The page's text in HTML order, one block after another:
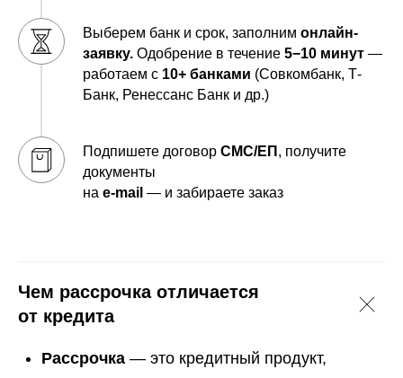
Выберем банк и срок, заполним онлайн-
заявку. Одобрение в течение 5−10 минут —
работаем с 10+ банками (Совкомбанк, Т-
Банк, Ренессанс Банк и др.)
Подпишете договор СМС/ЕП , получите
документы
на e-mail — и забираете заказ
Чем рассрочка отличается
от кредита
Рассрочка — это кредитный продукт,